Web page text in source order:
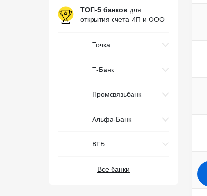
ТОП-5 банков для
открытия счета ИП и ООО
Точка
Т-Банк
Промсвязьбанк
Альфа-Банк
ВТБ
Все банки